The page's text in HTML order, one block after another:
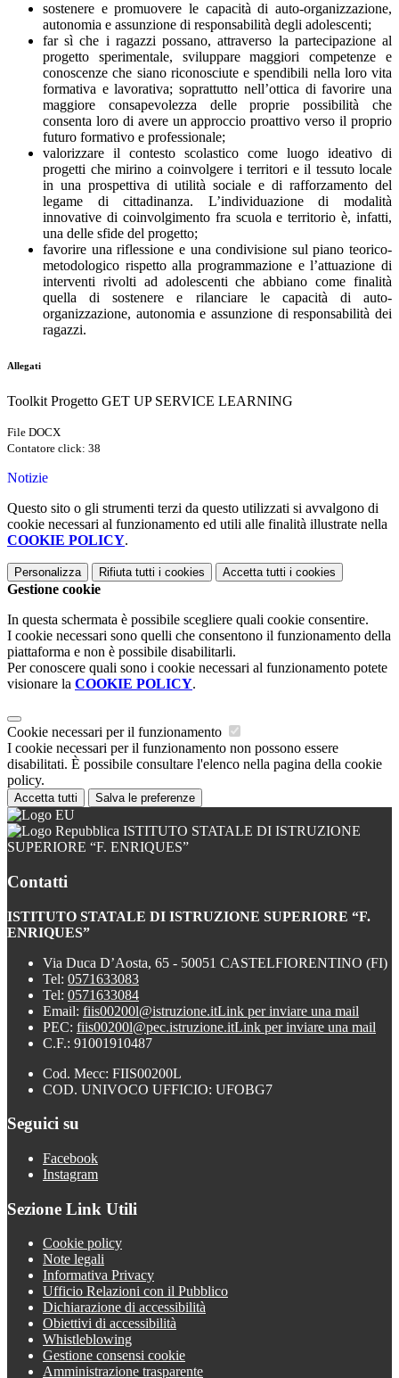
sostenere e promuovere le capacità di auto-organizzazione,
autonomia e assunzione di responsabilità degli adolescenti;
far sì che i ragazzi possano, attraverso la partecipazione al
progetto sperimentale, sviluppare maggiori competenze e
conoscenze che siano riconosciute e spendibili nella loro vita
formativa e lavorativa; soprattutto nell’ottica di favorire una
maggiore consapevolezza delle proprie possibilità che
consenta loro di avere un approccio proattivo verso il proprio
futuro formativo e professionale;
valorizzare il contesto scolastico come luogo ideativo di
progetti che mirino a coinvolgere i territori e il tessuto locale
in una prospettiva di utilità sociale e di rafforzamento del
legame di cittadinanza. L’individuazione di modalità
innovative di coinvolgimento fra scuola e territorio è, infatti,
una delle sfide del progetto;
favorire una riflessione e una condivisione sul piano teorico-
metodologico rispetto alla programmazione e l’attuazione di
interventi rivolti ad adolescenti che abbiano come finalità
quella di sostenere e rilanciare le capacità di auto-
organizzazione, autonomia e assunzione di responsabilità dei
ragazzi.
Allegati
Toolkit Progetto GET UP SERVICE LEARNING
File DOCX
Contatore click: 38
Notizie
Questo sito o gli strumenti terzi da questo utilizzati si avvalgono di
cookie necessari al funzionamento ed utili alle finalità illustrate nella
COOKIE POLICY.
Personalizza Rifiuta tutti i cookies Accetta tutti i cookies
Gestione cookie
In questa schermata è possibile scegliere quali cookie consentire.
I cookie necessari sono quelli che consentono il funzionamento della
piattaforma e non è possibile disabilitarli.
Per conoscere quali sono i cookie necessari al funzionamento potete
visionare la COOKIE POLICY.
Cookie necessari per il funzionamento
I cookie necessari per il funzionamento non possono essere
disabilitati. È possibile consultare l'elenco nella pagina della cookie
policy.
Accetta tutti Salva le preferenze
ISTITUTO STATALE DI ISTRUZIONE
SUPERIORE “F. ENRIQUES”
Contatti
ISTITUTO STATALE DI ISTRUZIONE SUPERIORE “F.
ENRIQUES”
Via Duca D’Aosta, 65 - 50051 CASTELFIORENTINO (FI)
Tel: 0571633083
Tel: 0571633084
Email: fiis00200l@istruzione.itLink per inviare una mail
PEC: fiis00200l@pec.istruzione.itLink per inviare una mail
C.F.: 91001910487
Cod. Mecc: FIIS00200L
COD. UNIVOCO UFFICIO: UFOBG7
Seguici su
Facebook
Instagram
Sezione Link Utili
Cookie policy
Note legali
Informativa Privacy
Ufficio Relazioni con il Pubblico
Dichiarazione di accessibilità
Obiettivi di accessibilità
Whistleblowing
Gestione consensi cookie
Amministrazione trasparente